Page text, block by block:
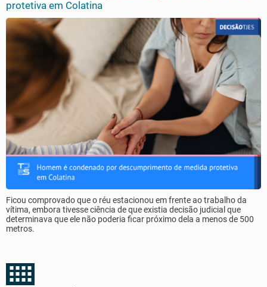
protetiva em Colatina
Ficou comprovado que o réu estacionou em frente ao trabalho da
vítima, embora tivesse ciência de que existia decisão judicial que
determinava que ele não poderia ficar próximo dela a menos de 500
metros.